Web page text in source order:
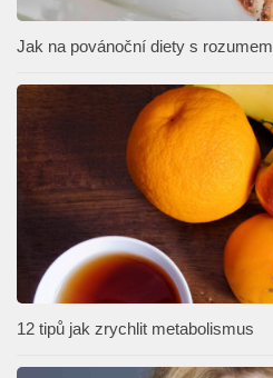
Jak na povánoční diety s rozumem
12 tipů jak zrychlit metabolismus